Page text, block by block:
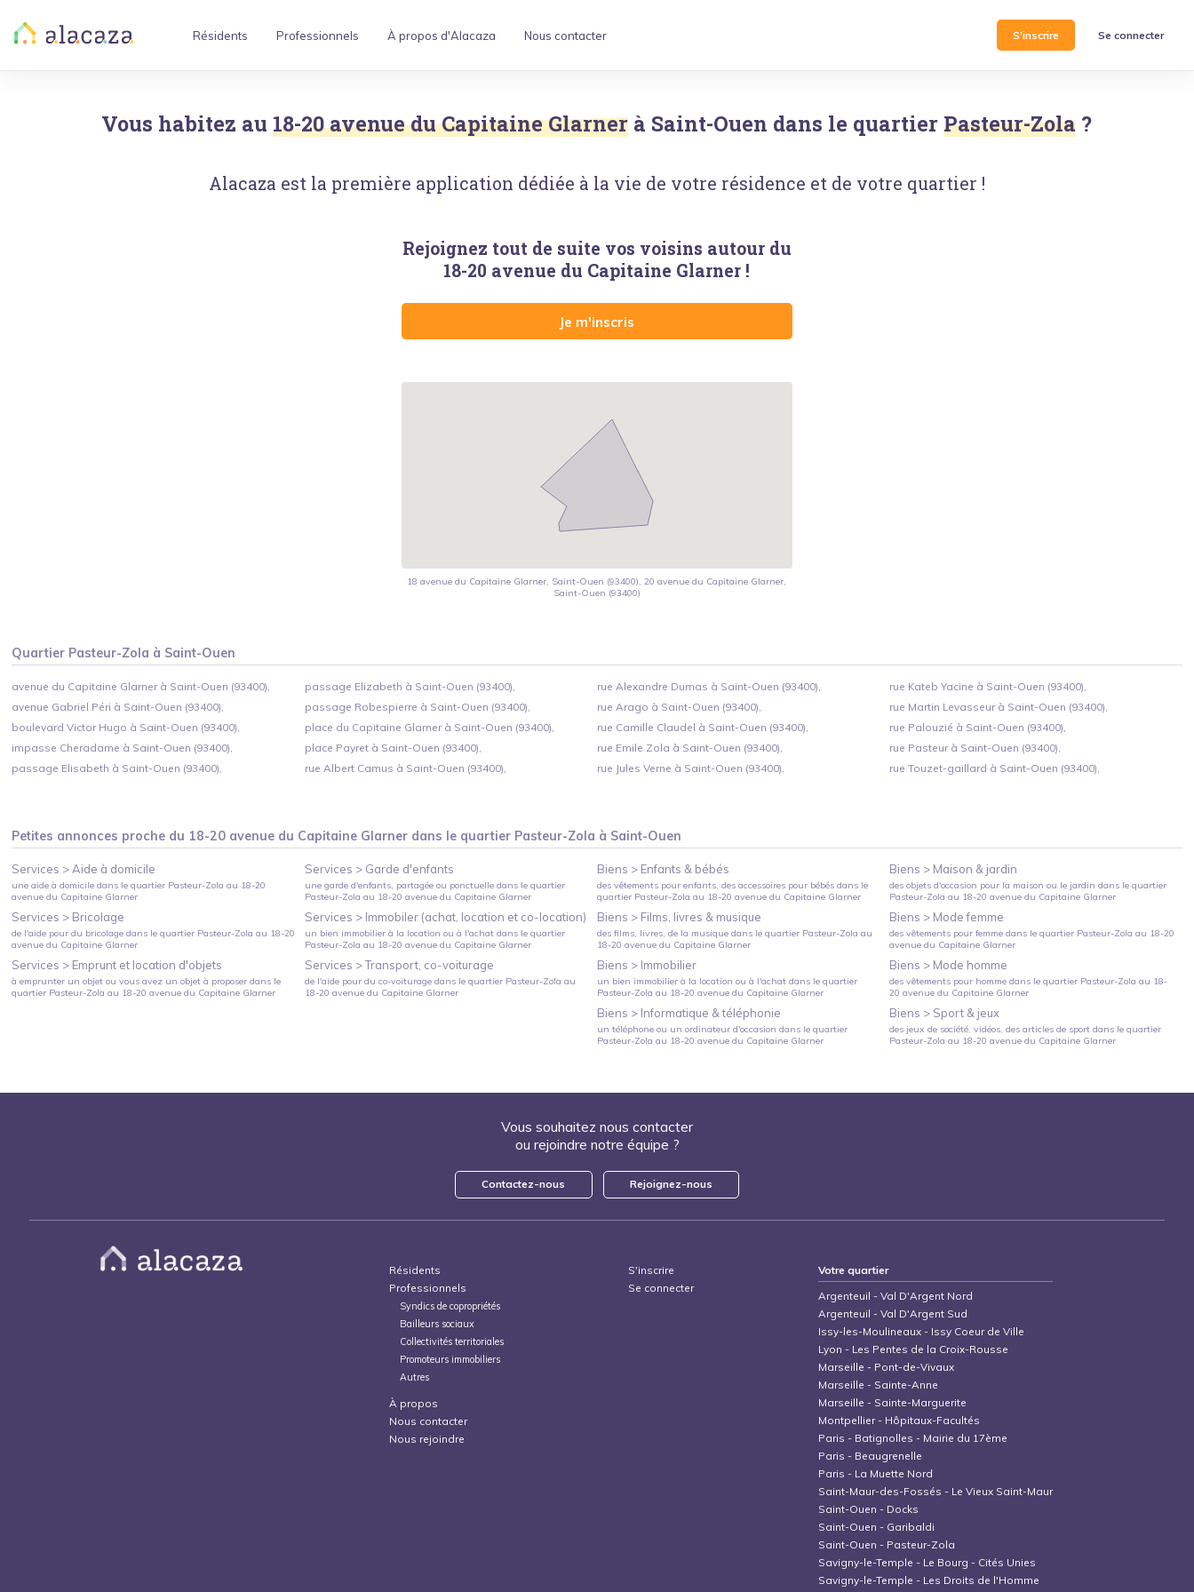
Résidents Professionnels À propos d'Alacaza Nous contacter S'inscrire Se connecter
Vous habitez au 18-20 avenue du Capitaine Glarner à Saint-Ouen dans le quartier Pasteur-Zola ?
Alacaza est la première application dédiée à la vie de votre résidence et de votre quartier !
Rejoignez tout de suite vos voisins autour du
18-20 avenue du Capitaine Glarner !
Je m'inscris
18 avenue du Capitaine Glarner, Saint-Ouen (93400), 20 avenue du Capitaine Glarner,
Saint-Ouen (93400)
Quartier Pasteur-Zola à Saint-Ouen
avenue du Capitaine Glarner à Saint-Ouen (93400),
avenue Gabriel Péri à Saint-Ouen (93400),
boulevard Victor Hugo à Saint-Ouen (93400),
impasse Cheradame à Saint-Ouen (93400),
passage Elisabeth à Saint-Ouen (93400),
passage Elizabeth à Saint-Ouen (93400),
passage Robespierre à Saint-Ouen (93400),
place du Capitaine Glarner à Saint-Ouen (93400),
place Payret à Saint-Ouen (93400),
rue Albert Camus à Saint-Ouen (93400),
rue Alexandre Dumas à Saint-Ouen (93400),
rue Arago à Saint-Ouen (93400),
rue Camille Claudel à Saint-Ouen (93400),
rue Emile Zola à Saint-Ouen (93400),
rue Jules Verne à Saint-Ouen (93400),
rue Kateb Yacine à Saint-Ouen (93400),
rue Martin Levasseur à Saint-Ouen (93400),
rue Palouzié à Saint-Ouen (93400),
rue Pasteur à Saint-Ouen (93400),
rue Touzet-gaillard à Saint-Ouen (93400),
Petites annonces proche du 18-20 avenue du Capitaine Glarner dans le quartier Pasteur-Zola à Saint-Ouen
Services > Aide à domicile
une aide à domicile dans le quartier Pasteur-Zola au 18-20
avenue du Capitaine Glarner
Services > Bricolage
de l'aide pour du bricolage dans le quartier Pasteur-Zola au 18-20
avenue du Capitaine Glarner
Services > Emprunt et location d'objets
à emprunter un objet ou vous avez un objet à proposer dans le
quartier Pasteur-Zola au 18-20 avenue du Capitaine Glarner
Services > Garde d'enfants
une garde d'enfants, partagée ou ponctuelledans le quartier
Pasteur-Zola au 18-20 avenue du Capitaine Glarner
Services > Immobiler (achat, location et co-location)
un bien immobilier à la location ou à l'achatdans le quartier
Pasteur-Zola au 18-20 avenue du Capitaine Glarner
Services >Transport, co-voiturage
de l'aide pour du co-voituragedans le quartier Pasteur-Zola au
18-20 avenue du Capitaine Glarner
Biens > Enfants & bébés
des vêtements pour enfants, des accessoires pour bébésdans le
quartier Pasteur-Zola au 18-20 avenue du Capitaine Glarner
Biens > Films, livres & musique
des films, livres, de la musiquedans le quartier Pasteur-Zola au
18-20 avenue du Capitaine Glarner
Biens > Immobilier
un bien immobilier à la location ou à l'achatdans le quartier
Pasteur-Zola au 18-20 avenue du Capitaine Glarner
Biens > Informatique & téléphonie
un téléphone ou un ordinateur d'occasion dans le quartier
Pasteur-Zola au 18-20 avenue du Capitaine Glarner
Biens > Maison & jardin
des objets d'occasion pour la maison ou le jardin dans le quartier
Pasteur-Zola au 18-20 avenue du Capitaine Glarner
Biens > Mode femme
des vêtements pour femme dans le quartier Pasteur-Zola au 18-20
avenue du Capitaine Glarner
Biens > Mode homme
des vêtements pour homme dans le quartier Pasteur-Zola au 18-
20 avenue du Capitaine Glarner
Biens > Sport & jeux
des jeux de société, vidéos, des articles de sport dans le quartier
Pasteur-Zola au 18-20 avenue du Capitaine Glarner
Vous souhaitez nous contacter
ou rejoindre notre équipe ?
Contactez-nous Rejoignez-nous
Résidents
Professionnels
Syndics de copropriétés
Bailleurs sociaux
Collectivités territoriales
Promoteurs immobiliers
Autres
À propos
Nous contacter
Nous rejoindre
S'inscrire
Se connecter
Votre quartier
Argenteuil -Val D'Argent Nord
Argenteuil -Val D'Argent Sud
Issy-les-Moulineaux - Issy Coeur de Ville
Lyon - Les Pentes de la Croix-Rousse
Marseille - Pont-de-Vivaux
Marseille - Sainte-Anne
Marseille - Sainte-Marguerite
Montpellier- Hôpitaux-Facultés
Paris - Batignolles - Mairie du 17ème
Paris - Beaugrenelle
Paris - La Muette Nord
Saint-Maur-des-Fossés - Le Vieux Saint-Maur
Saint-Ouen - Docks
Saint-Ouen - Garibaldi
Saint-Ouen - Pasteur-Zola
Savigny-le-Temple - Le Bourg - Cités Unies
Savigny-le-Temple - Les Droits de l'Homme